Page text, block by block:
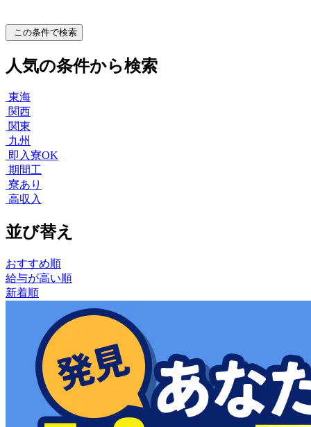
この条件で検索
人気の条件から検索
東海
関西
関東
九州
即入寮OK
期間工
寮あり
高収入
並び替え
おすすめ順
給与が高い順
新着順